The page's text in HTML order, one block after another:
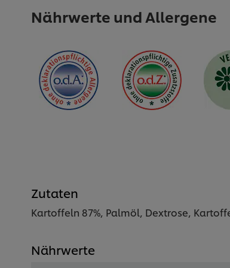
Nährwerte und Allergene
Zutaten
Kartoffeln 87%, Palmöl, Dextrose,
Nährwerte